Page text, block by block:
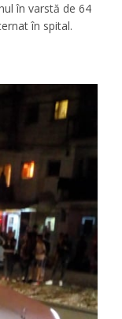
în varstă de 64
în spital.